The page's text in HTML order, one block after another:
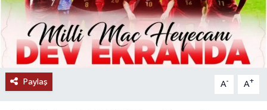
Paylaş A- A+